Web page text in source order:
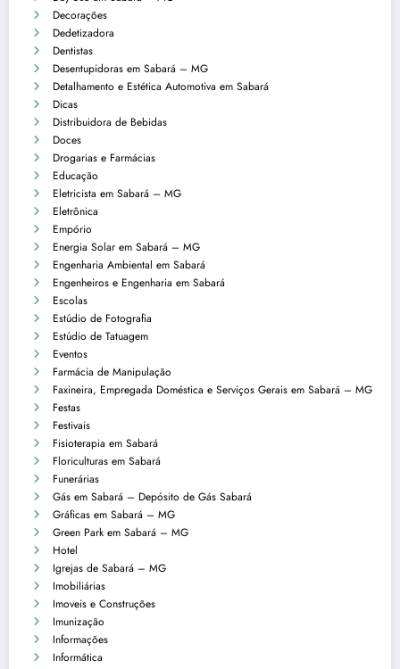
Decorações
Dedetizadora
Dentistas
Desentupidoras em Sabará – MG
Detalhamento e Estética Automotiva em Sabará
Dicas
Distribuidora de Bebidas
Doces
Drogarias e Farmácias
Educação
Eletricista em Sabará – MG
Eletrônica
Empório
Energia Solar em Sabará – MG
Engenharia Ambiental em Sabará
Engenheiros e Engenharia em Sabará
Escolas
Estúdio de Fotografia
Estúdio de Tatuagem
Eventos
Farmácia de Manipulação
Faxineira, Empregada Doméstica e Serviços Gerais em Sabará – MG
Festas
Festivais
Fisioterapia em Sabará
Floriculturas em Sabará
Funerárias
Gás em Sabará – Depósito de Gás Sabará
Gráficas em Sabará – MG
Green Park em Sabará – MG
Hotel
Igrejas de Sabará – MG
Imobiliárias
Imoveis e Construções
Imunização
Informações
Informática